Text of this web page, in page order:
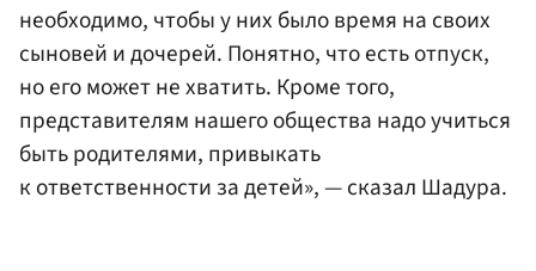
необходимо, чтобы у них было время на своих
сыновей и дочерей. Понятно, что есть отпуск,
но его может не хватить. Кроме того,
представителям нашего общества надо учиться
быть родителями, привыкать
к ответственности за детей», — сказал Шадура.